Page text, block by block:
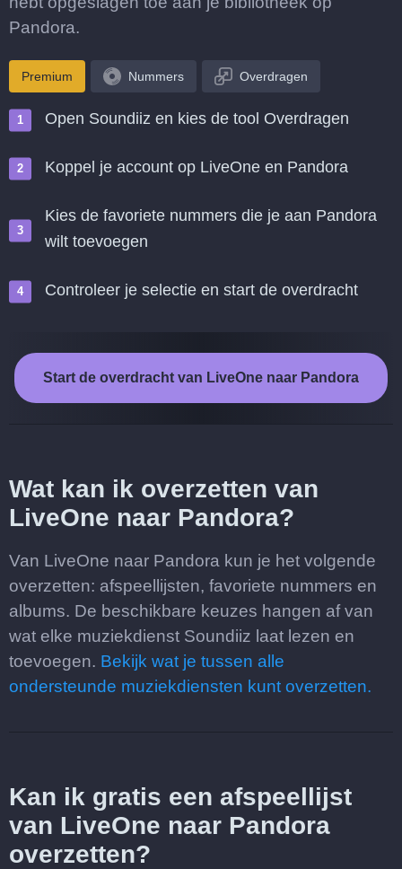
Pandora.
Premium Nummers Overdragen
Open Soundiiz en kies de tool Overdragen
Koppel je account op LiveOne en Pandora
Kies de favoriete nummers die je aan Pandora
wilt toevoegen
Controleer je selectie en start de overdracht
Start de overdracht van LiveOne naar Pandora
Wat kan ik overzetten van
LiveOne naar Pandora?
Van LiveOne naar Pandora kun je het volgende
overzetten: afspeellijsten, favoriete nummers en
albums. De beschikbare keuzes hangen af van
wat elke muziekdienst Soundiiz laat lezen en
toevoegen. Bekijk wat je tussen alle
ondersteunde muziekdiensten kunt overzetten.
Kan ik gratis een afspeellijst
van LiveOne naar Pandora
overzetten?